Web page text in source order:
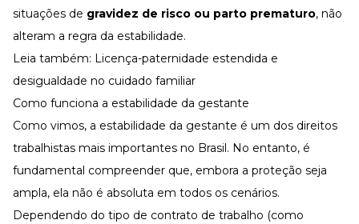
situações de gravidez de risco ou parto prematuro, não
alteram a regra da estabilidade.
Leia também: Licença-paternidade estendida e
desigualdade no cuidado familiar
Como funciona a estabilidade da gestante
Como vimos, a estabilidade da gestante é um dos direitos
trabalhistas mais importantes no Brasil. No entanto, é
fundamental compreender que, embora a proteção seja
ampla, ela não é absoluta em todos os cenários.
Dependendo do tipo de contrato de trabalho (como